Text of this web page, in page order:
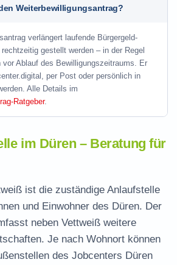
Weiterbewilligungsantrag?
verlängert laufende Bürgergeld-
gestellt werden – in der Regel
Ablauf des Bewilligungszeitraums. Er
per Post oder persönlich in
Alle Details im
Ratgeber.
im Düren – Beratung für
ist die zuständige Anlaufstelle
und Einwohner des Düren. Der
neben Vettweiß weitere
Je nach Wohnort können
des Jobcenters Düren